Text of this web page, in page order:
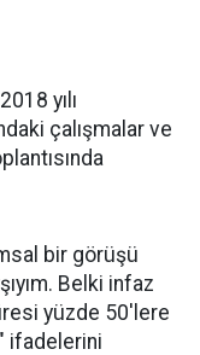
yılı
çalışmalar ve
bir görüşü
Belki infaz
yüzde 50'lere
ifadelerini